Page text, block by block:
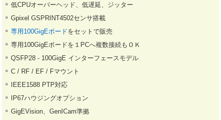
低CPUオーバーヘッド、低遅延、ジッター
Gpixel GSPRINT4502センサ搭載
専用100GigEボードをセットで販売
専用100GigEボードを１PCへ複数接続もＯＫ
QSFP28 - 100GigE インターフェースモデル
C / RF / EF / Fマウント
IEEE1588 PTP対応
IP67ハウジングオプション
GigEVision、GenICam準拠